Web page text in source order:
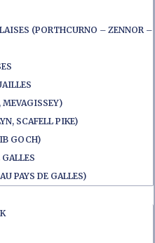
(PORTHCURNO – ZENNOR –
MEVAGISSEY)
SCAFELL PIKE)
GOCH)
PAYS DE GALLES)